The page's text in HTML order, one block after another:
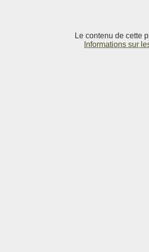
Le contenu de cette
Informations sur